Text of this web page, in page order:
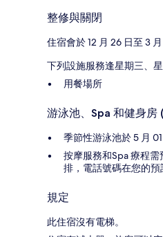
整修與關閉
住宿會於 12 月 26 日至 3
下列設施服務逢星期三、
用餐場所
游泳池、Spa 和健身房
季節性游泳池於 5 月
按摩服務和Spa 療程
排，電話號碼在您的
規定
此住宿沒有電梯。